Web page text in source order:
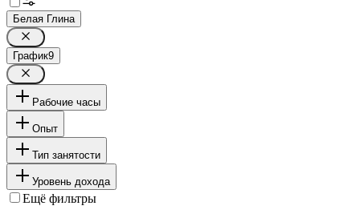
Белая Глина
График9
Рабочие часы
Опыт
Тип занятости
Уровень дохода
Ещё фильтры